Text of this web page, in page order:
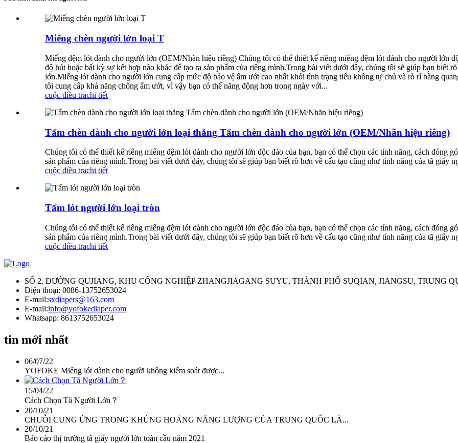
Miếng chèn người lớn loại T
Miếng đệm lót dành cho người lớn (OEM/Nhãn hiệu riêng) Chúng tôi có thể thiết kế riêng miếng đệm lót dành cho người lớn
độ hút hoặc bất kỳ sự kết hợp nào khác để tạo ra sản phẩm của riêng mình.Trong bài viết dưới đây, chúng tôi sẽ giúp bạn biết
lớn.Miếng lót dành cho người lớn cung cấp mức độ bảo vệ ẩm ướt cao nhất khỏi tình trạng tiểu không tự chủ và rò rỉ bàng
tôi cung cấp khả năng chống ẩm ướt, vì vậy bạn có thể năng động hơn trong ngày với...
cuộc điều trachi tiết
Tấm chèn dành cho người lớn loại thẳng Tấm chèn dành cho người lớn (OEM/Nhãn hiệu riêng)
Chúng tôi có thể thiết kế riêng miếng đệm lót dành cho người lớn độc đáo của bạn, bạn có thể chọn các tính năng, cách đóng
sản phẩm của riêng mình.Trong bài viết dưới đây, chúng tôi sẽ giúp bạn biết rõ hơn về cấu tạo cũng như tính năng của tã giấy
cuộc điều trachi tiết
Tấm lót người lớn loại tròn
Chúng tôi có thể thiết kế riêng miếng đệm lót dành cho người lớn độc đáo của bạn, bạn có thể chọn các tính năng, cách đóng
sản phẩm của riêng mình.Trong bài viết dưới đây, chúng tôi sẽ giúp bạn biết rõ hơn về cấu tạo cũng như tính năng của tã giấy
cuộc điều trachi tiết
SỐ 2, ĐƯỜNG QUJIANG, KHU CÔNG NGHIỆP ZHANGJIAGANG SUYU, THÀNH PHỐ SUQIAN, JIANGSU, TRUNG
Điện thoại: 0086-13752653024
E-mail:sxdiapers@163.com
E-mail:info@yofokediaper.com
Whatsapp: 8613752653024
tin mới nhất
06/07/22
YOFOKE Miếng lót dành cho người không kiểm soát được...
15/04/22
Cách Chọn Tã Người Lớn？
20/10/21
CHUỖI CUNG ỨNG TRONG KHỦNG HOẢNG NĂNG LƯỢNG CỦA TRUNG QUỐC LÀ...
20/10/21
Báo cáo thị trường tã giấy người lớn toàn cầu năm 2021